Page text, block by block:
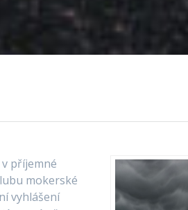
příjemné
mokerské
vyhlášení